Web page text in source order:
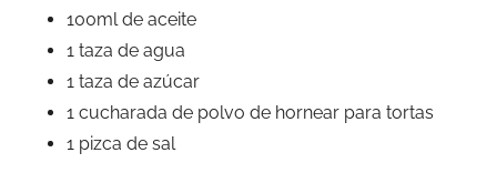
100ml de aceite
1 taza de agua
1 taza de azúcar
1 cucharada de polvo de hornear para tortas
1 pizca de sal